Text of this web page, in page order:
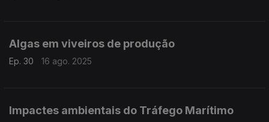
Algas em viveiros de produção
Ep. 30 16 ago. 2025
Impactes ambientais do Tráfego Marítimo